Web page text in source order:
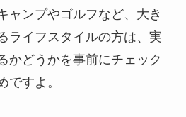
ャンプやゴルフなど、大き
ライフスタイルの方は、実
かどうかを事前にチェック
ですよ。